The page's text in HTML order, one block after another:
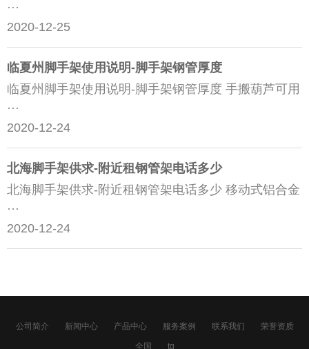
···
2020-12-25
临夏州脚手架使用说明-脚手架钢管厚度
临夏州脚手架使用说明-脚手架钢管厚度 手搬葫芦可用
···
2020-12-24
北海脚手架供求-附近租钢管架电话多少
北海脚手架供求-附近租钢管架电话多少 移动式铝合金
···
2020-12-24
公司简介 新闻中心 产品中心 服务案例 联系我们 荣誉资质
全国 tg